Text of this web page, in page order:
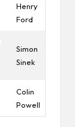
Henry
Ford
Simon
Sinek
Colin
Powell